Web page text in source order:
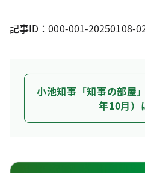
記事ID：000-001-20250108-
小池知事「知事の部屋
年10月）